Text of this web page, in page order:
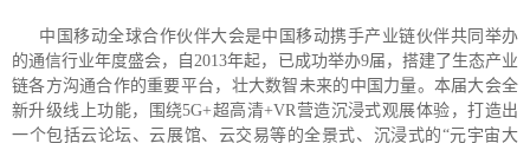
中国移动全球合作伙伴大会是中国移动携手产业链伙伴共同举办
的通信行业年度盛会，自2013年起，已成功举办9届，搭建了生态产业
链各方沟通合作的重要平台，壮大数智未来的中国力量。本届大会全
新升级线上功能，围绕5G+超高清+VR营造沉浸式观展体验，打造出
一个包括云论坛、云展馆、云交易等的全景式、沉浸式的“元宇宙大